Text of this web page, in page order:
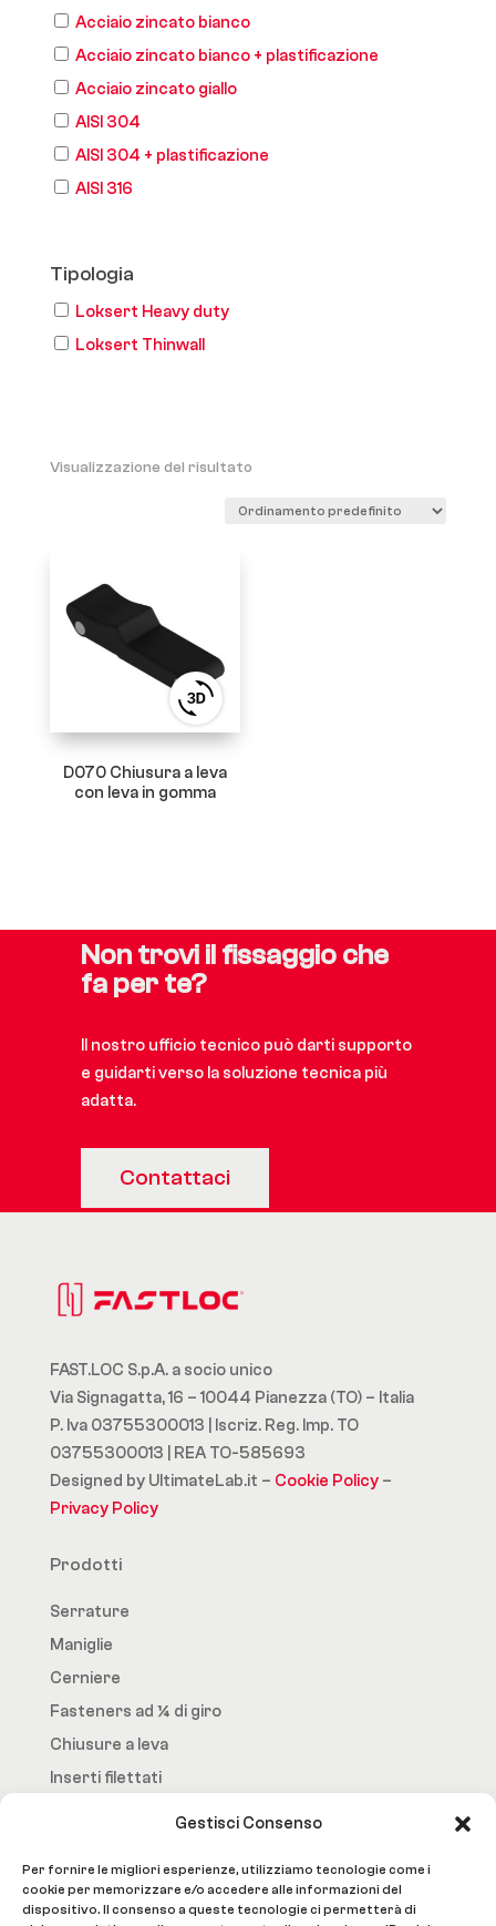
Gestisci Consenso
Per fornire le migliori esperienze, utilizziamo tecnologie come i
cookie per memorizzare e/o accedere alle informazioni del
dispositivo. Il consenso a queste tecnologie ci permetterà di
Acciaio zincato bianco
Acciaio zincato bianco + plastificazione
Acciaio zincato giallo
AISI 304
AISI 304 + plastificazione
AISI 316
Tipologia
Loksert Heavy duty
Loksert Thinwall
Visualizzazione del risultato
View
3D
product
D070 Chiusura a leva
con leva in gomma
Non trovi il fissaggio che
fa per te?
Il nostro ufficio tecnico può darti supporto
e guidarti verso la soluzione tecnica più
adatta.
Contattaci
FAST.LOC S.p.A. a socio unico
Via Signagatta, 16 – 10044 Pianezza (TO) – Italia
P. Iva 03755300013 | Iscriz. Reg. Imp. TO
03755300013 | REA TO-585693
Designed by UltimateLab.it – Cookie Policy–
Privacy Policy
Prodotti
Serrature
Maniglie
Cerniere
Fasteners ad ¼ di giro
Chiusure a leva
Inserti filettati
Home Page
Azienda